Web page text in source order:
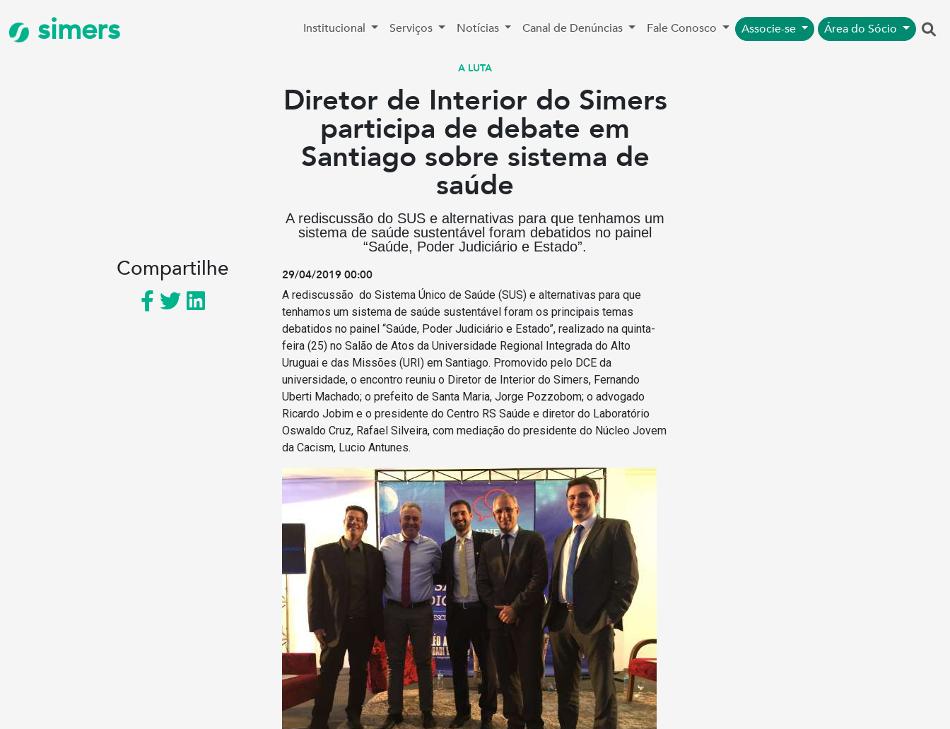
simers Institucional Serviços Notícias Canal de Denúncias Fale Conosco Associe-se Área do Sócio
A LUTA
Diretor de Interior do Simers
participa de debate em
Santiago sobre sistema de
saúde
A rediscussão do SUS e alternativas para que tenhamos um
sistema de saúde sustentável foram debatidos no painel
“Saúde, Poder Judiciário e Estado”.
Compartilhe 29/04/2019 00:00
A rediscussão do Sistema Único de Saúde (SUS) e alternativas para que
tenhamos um sistema de saúde sustentável foram os principais temas
debatidos no painel “Saúde, Poder Judiciário e Estado”, realizado na quinta-
feira (25) no Salão de Atos da Universidade Regional Integrada do Alto
Uruguai e das Missões (URI) em Santiago. Promovido pelo DCE da
universidade, o encontro reuniu o Diretor de Interior do Simers, Fernando
Uberti Machado; o prefeito de Santa Maria, Jorge Pozzobom; o advogado
Ricardo Jobim e o presidente do Centro RS Saúde e diretor do Laboratório
Oswaldo Cruz, Rafael Silveira, com mediação do presidente do Núcleo Jovem
da Cacism, Lucio Antunes.